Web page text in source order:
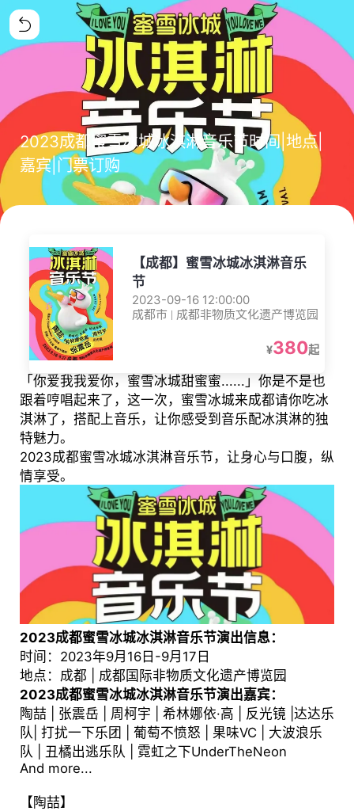
2023成都蜜雪冰城冰淇淋音乐节时间|地点|
嘉宾|门票订购
【成都】蜜雪冰城冰淇淋音乐
节
2023-09-16 12:00:00
成都市 | 成都非物质文化遗产博览园
¥380起
「你爱我我爱你，蜜雪冰城甜蜜蜜......」你是不是也
跟着哼唱起来了，这一次，蜜雪冰城来成都请你吃冰
淇淋了，搭配上音乐，让你感受到音乐配冰淇淋的独
特魅力。
2023成都蜜雪冰城冰淇淋音乐节，让身心与口腹，纵
情享受。
2023成都蜜雪冰城冰淇淋音乐节演出信息：
时间：2023年9月16日-9月17日
地点：成都 | 成都国际非物质文化遗产博览园
2023成都蜜雪冰城冰淇淋音乐节演出嘉宾：
陶喆 | 张震岳 | 周柯宇 | 希林娜依·高 | 反光镜 |达达乐
队| 打扰一下乐团 | 葡萄不愤怒 | 果味VC | 大波浪乐
队 | 丑橘出逃乐队 | 霓虹之下UnderTheNeon
And more...
【陶喆】